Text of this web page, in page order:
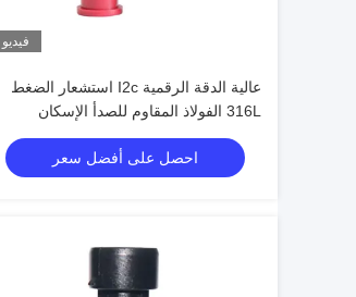
فيديو
عالية الدقة الرقمية I2c استشعار الضغط
316L الفولاذ المقاوم للصدأ الإسكان
احصل على أفضل سعر